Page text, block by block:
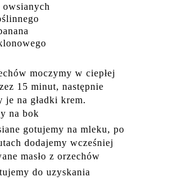
owsianych
moczymy w ciepłej
15 minut, następnie
je na gładki krem.
na bok
gotujemy na mleku, po
dodajemy wcześniej
masło z orzechów
do uzyskania